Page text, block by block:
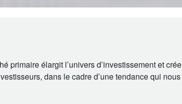
primaire élargit l’univers d’investissement et crée
dans le cadre d’une tendance qui nous